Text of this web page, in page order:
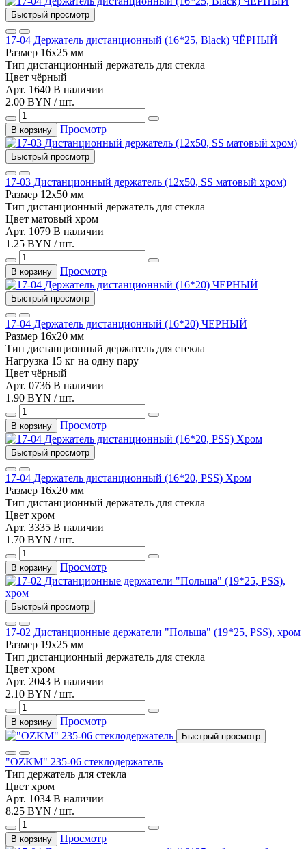
Быстрый просмотр
17-04 Держатель дистанционный (16*25, Black) ЧЁРНЫЙ
Размер 16х25 мм
Тип дистанционный держатель для стекла
Цвет чёрный
Арт. 1640 В наличии
2.00 BYN / шт.
В корзину Просмотр
Быстрый просмотр
17-03 Дистанционный держатель (12х50, SS матовый хром)
Размер 12х50 мм
Тип дистанционный держатель для стекла
Цвет матовый хром
Арт. 1079 В наличии
1.25 BYN / шт.
В корзину Просмотр
Быстрый просмотр
17-04 Держатель дистанционный (16*20) ЧЕРНЫЙ
Размер 16х20 мм
Тип дистанционный держатель для стекла
Нагрузка 15 кг на одну пару
Цвет чёрный
Арт. 0736 В наличии
1.90 BYN / шт.
В корзину Просмотр
Быстрый просмотр
17-04 Держатель дистанционный (16*20, PSS) Хром
Размер 16х20 мм
Тип дистанционный держатель для стекла
Цвет хром
Арт. 3335 В наличии
1.70 BYN / шт.
В корзину Просмотр
Быстрый просмотр
17-02 Дистанционные держатели "Польша" (19*25, PSS), хром
Размер 19х25 мм
Тип дистанционный держатель для стекла
Цвет хром
Арт. 2043 В наличии
2.10 BYN / шт.
В корзину Просмотр
Быстрый просмотр
"OZKM" 235-06 стеклодержатель
Тип держатель для стекла
Цвет хром
Арт. 1034 В наличии
8.25 BYN / шт.
В корзину Просмотр